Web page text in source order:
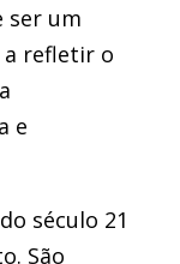
ser um
a refletir o
e
século 21
São